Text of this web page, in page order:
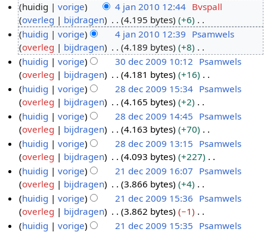
n
0
0
huidig vorige 4 jan 2010 12:44 Bvspall
overleg
bijdragen 4.195 bytes
+6
G
e
e
n
b
e
w
e
r
k
i
n
g
s
s
a
huidig vorige 4 jan 2010 12:39 Psamwels
overleg
bijdragen 4.189 bytes
+8
G
e
e
n
b
e
w
e
r
k
i
n
g
s
0
e
2
0
huidig vorige 30 dec 2009 10:12 Psamwels
overleg
bijdragen 4.181 bytes
+16
G
e
e
n
b
e
w
e
r
k
i
n
8
e
2
0
huidig vorige 28 dec 2009 15:34 Psamwels
overleg
bijdragen 4.165 bytes
+2
G
e
e
n
b
e
w
e
r
k
huidig vorige 28 dec 2009 14:45 Psamwels
overleg
bijdragen 4.163 bytes
+70
G
e
e
n
b
e
w
huidig vorige 28 dec 2009 13:15 Psamwels
overleg
bijdragen 4.093 bytes
+227
G
e
e
n
b
1
e
huidig vorige 21 dec 2009 16:07 Psamwels
overleg
bijdragen 3.866 bytes
+4
G
e
e
huidig vorige 21 dec 2009 15:36 Psamwels
overleg
bijdragen 3.862 bytes
−1
Ghuidig vorige 21 dec 2009 15:35 Psamwels